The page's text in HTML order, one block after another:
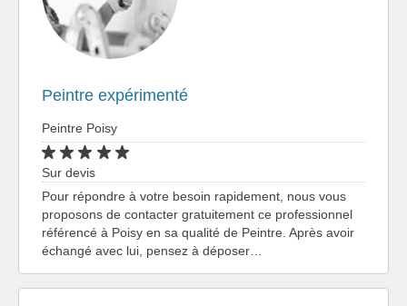
Peintre expérimenté
Peintre Poisy
Sur devis
Pour répondre à votre besoin rapidement, nous vous
proposons de contacter gratuitement ce professionnel
référencé à Poisy en sa qualité de Peintre. Après avoir
échangé avec lui, pensez à déposer…